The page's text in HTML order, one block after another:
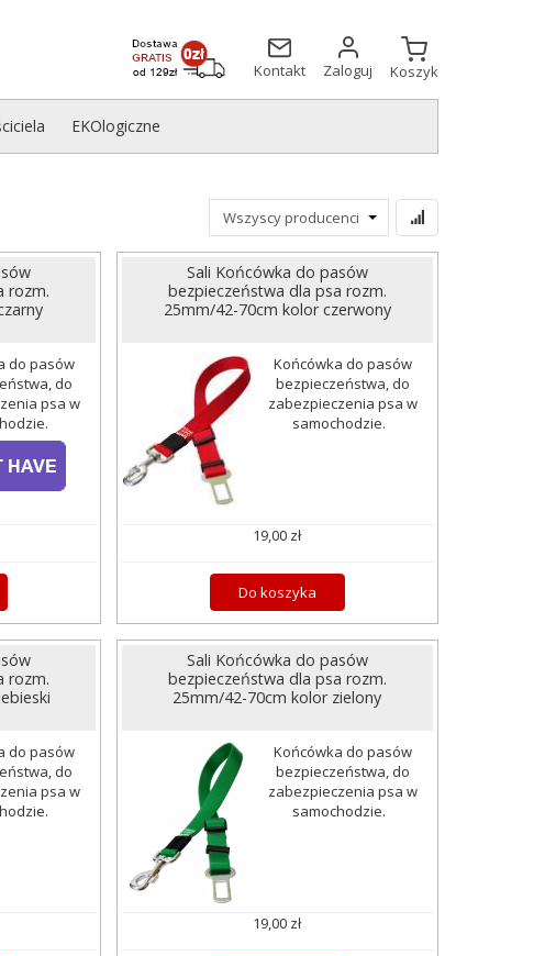
Kontakt
Zaloguj Koszyk
EKOlogiczne
rozm.
do pasów
do
psa w
Sali Końcówka do pasów
bezpieczeństwa dla psa rozm.
25mm/42-70cm kolor czerwony
Końcówka do pasów
bezpieczeństwa, do
zabezpieczenia psa w
samochodzie.
19,00 zł
Do koszyka
rozm.
do pasów
do
psa w
Sali Końcówka do pasów
bezpieczeństwa dla psa rozm.
25mm/42-70cm kolor zielony
Końcówka do pasów
bezpieczeństwa, do
zabezpieczenia psa w
samochodzie.
19,00 zł